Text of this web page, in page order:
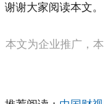
谢谢大家阅读本文。
本文为企业推广，